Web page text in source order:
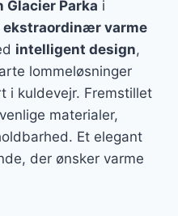
Glacier Parka i
ekstraordinær varme
intelligent design,
lommeløsninger
i kuldevejr. Fremstillet
materialer,
Et elegant
der ønsker varme